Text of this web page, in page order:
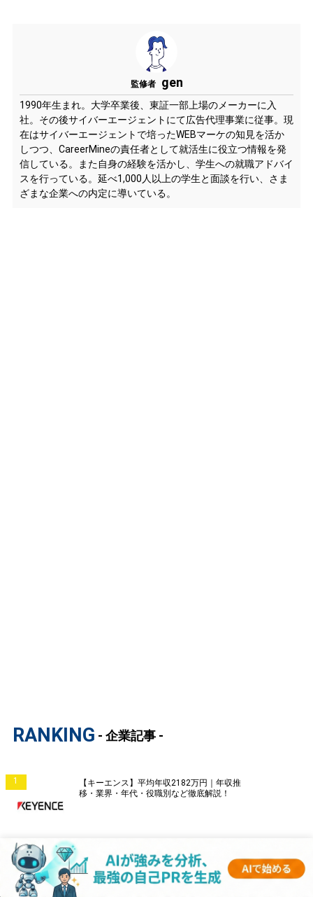
監修者 gen
1990年生まれ。大学卒業後、東証一部上場のメーカーに入
社。その後サイバーエージェントにて広告代理事業に従事。現
在はサイバーエージェントで培ったWEBマーケの知見を活か
しつつ、CareerMineの責任者として就活生に役立つ情報を発
信している。また自身の経験を活かし、学生への就職アドバイ
スを行っている。延べ1,000人以上の学生と面談を行い、さま
ざまな企業への内定に導いている。
RANKING - 企業記事 -
1
【キーエンス】平均年収2182万円｜年収推
移・業界・年代・役職別など徹底解説！
2
界・年代・役職別など徹底解説！